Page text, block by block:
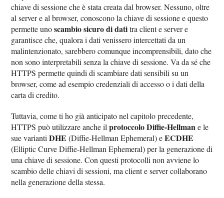
chiave di sessione che è stata creata dal browser. Nessuno, oltre
al server e al browser, conoscono la chiave di sessione e questo
permette unoscambio sicuro di datitra client e server e
garantisce che, qualora i dati venissero intercettati da un
malintenzionato, sarebbero comunque incomprensibili, dato che
non sono interpretabili senza la chiave di sessione. Va da sé che
HTTPS permette quindi di scambiare dati sensibili su un
browser, come ad esempio credenziali di accesso o i dati della
carta di credito.
Tuttavia, come ti ho già anticipato nel capitolo precedente,
HTTPS può utilizzare anche ilprotoccolo Diffie-Hellmane le
sue variantiDHE (Diffie-Hellman Ephemeral) eECDHE
(Elliptic Curve Diffie-Hellman Ephemeral) per la generazione di
una chiave di sessione. Con questi protocolli non avviene lo
scambio delle chiavi di sessioni, ma client e server collaborano
nella generazione della stessa.